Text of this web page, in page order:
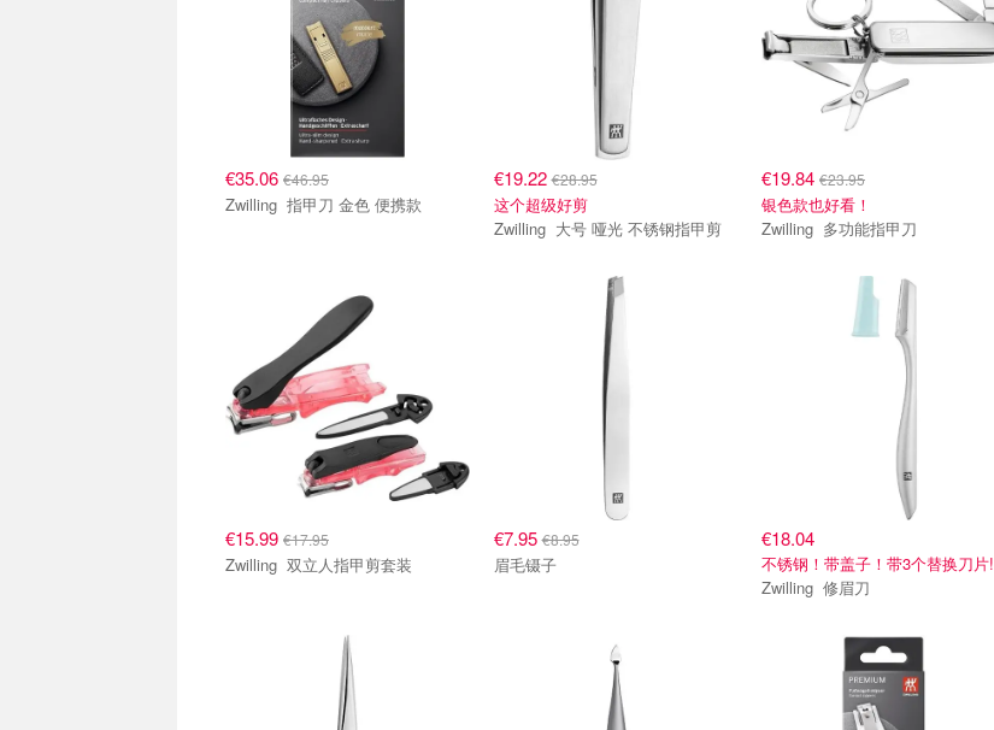
€35.06 €46.95
Zwilling 指甲刀 金色 便携款
€19.22€28.95
这个超级好剪
Zwilling 大号 哑光 不锈钢指甲剪
€19.84 €23.95
银色款也好看！
Zwilling 多功能指甲刀
€15.99 €17.95
Zwilling 双立人指甲剪套装
€7.95€8.95
眉毛镊子
€18.04
不锈钢！带盖子！带3个替换刀片!
Zwilling 修眉刀